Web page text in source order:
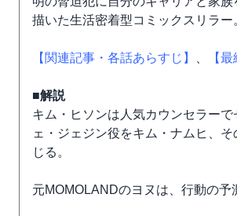
描いた生活密着型コミックスリラー
【関連記事・各話あらすじ】 【
■解説
キム・ヒソンは人気カウンセラー
ェ・ジェジン役をキム・ナムヒ、
じる。
元MOMOLANDのヨヌは、行動の予